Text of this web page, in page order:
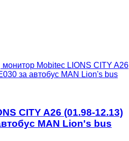
монитор Mobitec LIONS CITY A26
за автобус MAN Lion's bus
CITY A26 (01.98-12.13)
MAN Lion's bus